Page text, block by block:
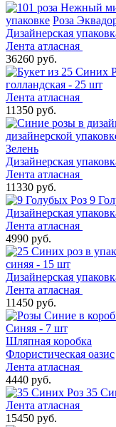
упаковке Роза
Дизайнерская
Лента атласная
36260 руб.
голландская - 25 шт
Лента атласная
11350 руб.
дизайнерской
Зелень
Дизайнерская
Лента атласная
11330 руб.
9
Дизайнерская
Лента атласная
4990 руб.
синяя - 15 шт
Дизайнерская
Лента атласная
11450 руб.
Синяя - 7 шт
Шляпная коробка
Флористическая оазис
Лента атласная
4440 руб.
35
Лента атласная
15450 руб.